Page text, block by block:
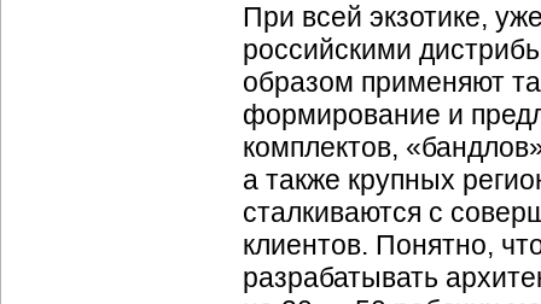
При всей экзотике,
российскими
образом применяют
формирование и
комплектов,
а также крупных
сталкиваются с
клиентов. Понятно,
разрабатывать